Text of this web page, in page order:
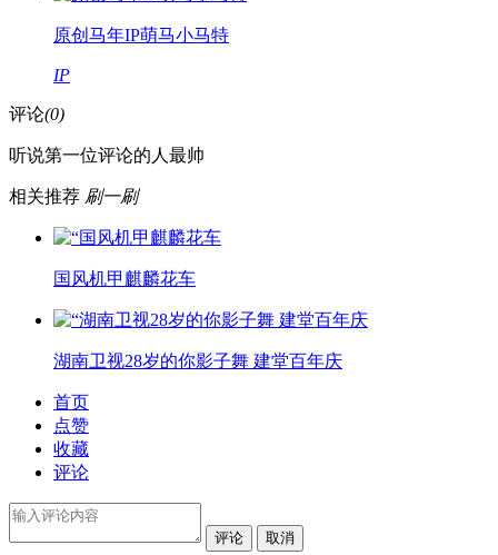
原创马年IP萌马小马特
IP
评论(0)
听说第一位评论的人最帅
相关推荐 刷一刷
国风机甲麒麟花车
湖南卫视28岁的你影子舞 建堂百年庆
首页
点赞
收藏
评论
评论 取消